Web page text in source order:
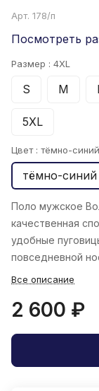
Арт. 178/п
Посмотреть
Размер : 4XL
S M
5XL
Цвет : тёмно-синий
тёмно-синий
Поло мужское
качественная
удобные
повседневной
Все описание
2 600 ₽